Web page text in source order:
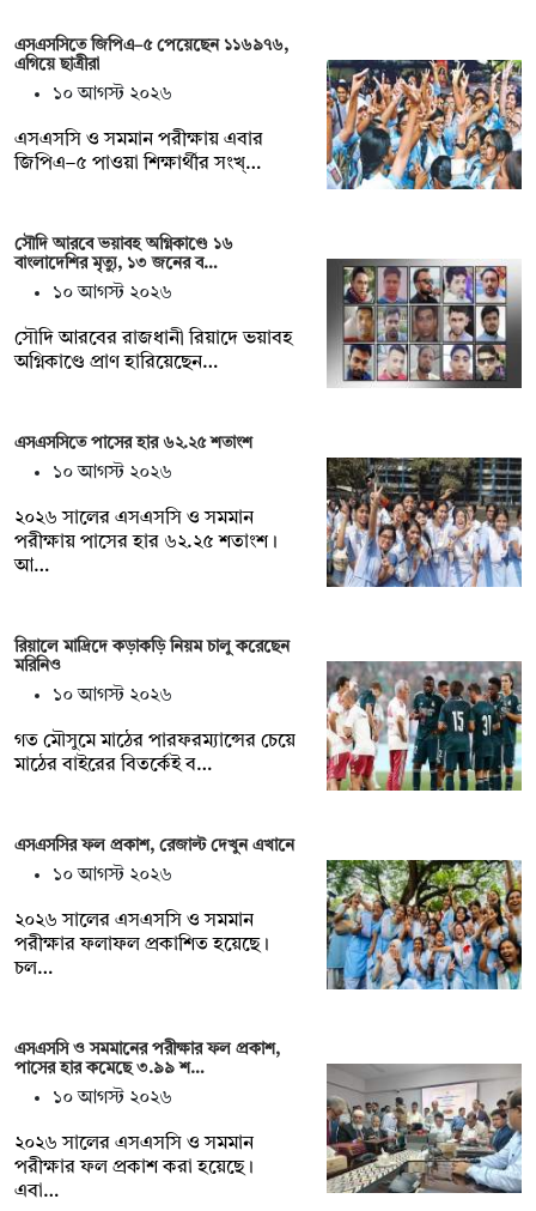
এসএসসিতে জিপিএ–৫ পেয়েছেন ১১৬৯৭৬,
এগিয়ে ছাত্রীরা
১০ আগস্ট ২০২৬
এসএসসি ও সমমান পরীক্ষায় এবার
জিপিএ–৫ পাওয়া শিক্ষার্থীর সংখ্…
সৌদি আরবে ভয়াবহ অগ্নিকাণ্ডে ১৬
বাংলাদেশির মৃত্যু, ১৩ জনের ব…
১০ আগস্ট ২০২৬
সৌদি আরবের রাজধানী রিয়াদে ভয়াবহ
অগ্নিকাণ্ডে প্রাণ হারিয়েছেন…
এসএসসিতে পাসের হার ৬২.২৫ শতাংশ
১০ আগস্ট ২০২৬
২০২৬ সালের এসএসসি ও সমমান
পরীক্ষায় পাসের হার ৬২.২৫ শতাংশ।
আ…
রিয়ালে মাদ্রিদে কড়াকড়ি নিয়ম চালু করেছেন
মরিনিও
১০ আগস্ট ২০২৬
গত মৌসুমে মাঠের পারফরম্যান্সের চেয়ে
মাঠের বাইরের বিতর্কেই ব…
এসএসসির ফল প্রকাশ, রেজাল্ট দেখুন এখানে
১০ আগস্ট ২০২৬
২০২৬ সালের এসএসসি ও সমমান
পরীক্ষার ফলাফল প্রকাশিত হয়েছে।
চল…
এসএসসি ও সমমানের পরীক্ষার ফল প্রকাশ,
পাসের হার কমেছে ৩.৯৯ শ…
১০ আগস্ট ২০২৬
২০২৬ সালের এসএসসি ও সমমান
পরীক্ষার ফল প্রকাশ করা হয়েছে।
এবা…